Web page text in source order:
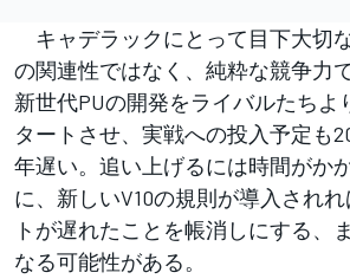
キャデラックにとって目下大切
の関連性ではなく、純粋な競争力
新世代PUの開発をライバルたちよ
タートさせ、実戦への投入予定も
年遅い。追い上げるには時間がか
に、新しいV10の規則が導入され
トが遅れたことを帳消しにする、
なる可能性がある。